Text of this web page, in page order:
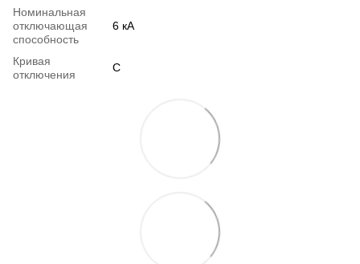
Номинальная
отключающая
способность
6 кА
Кривая
отключения
C